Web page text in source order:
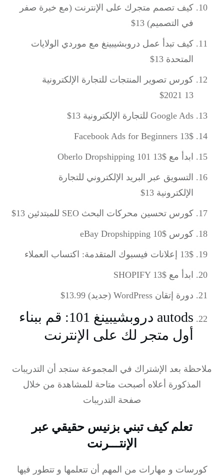
كيف تصمم متجرك على الإنترنت (مع خبرة صفر
في التصميم) 13$
كيف تبدأ عمل دروبشيبينغ مع موردي الولايات
المتحدة 13$
كورس تصوير المنتجات للتجارة الإلكترونية
2021 13$
Google Ads للتجارة الإلكترونية 13$
Facebook Ads for Beginners 13$
ابدأ مع Oberlo Dropshipping 101 13$
التسويق عبر البريد الإلكتروني للتجارة
الإلكترونية 13$
كورس تحسين محركات البحث SEO للمبتدئين 13$
كورس eBay Dropshipping 10$
13$ إعلانات فيسبوك المتقدمة: اكتساب العملاء
ابدأ مع SHOPIFY 13$
دورة إتقان WordPress (جديد) 13.99$
autods دروبشيبينغ 101: قم ببناء
أول متجر لك على الإنترنت
ملاحظة بعد الإشتراك في المجموعة ستجد أن التدريبات
المذكورة أعلاه أصبحت متاحة للمشاهدة من خلال
صفحة التدريبات
تعلم كيف تبني بزنيس حقيقي عبر
الإنتـــرنت
كورسات و مهارات من المهم أن تتعلمها و تتطور فيها